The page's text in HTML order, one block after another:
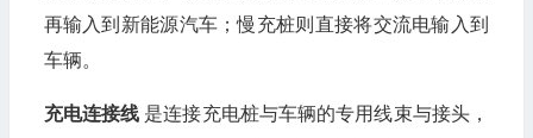
再输入到新能源汽车；慢充桩则直接将交流电输入到
车辆。
充电连接线 是连接充电桩与车辆的专用线束与接头，